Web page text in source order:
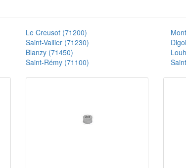
Le Creusot (71200)
Saint-Vallier (71230)
Blanzy (71450)
Saint-Rémy (71100)